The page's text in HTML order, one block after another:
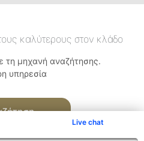
Live chat
καλύτερους στον κλάδο
τη μηχανή αναζήτησης.
υπηρεσία